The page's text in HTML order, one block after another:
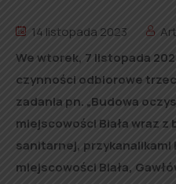
14 listopada 2023
We wtorek, 7 listopada
czynności odbiorowe
zadania pn. „Budowa
miejscowości Biała wraz z
sanitarnej, przykanalikami
miejscowości Biała,